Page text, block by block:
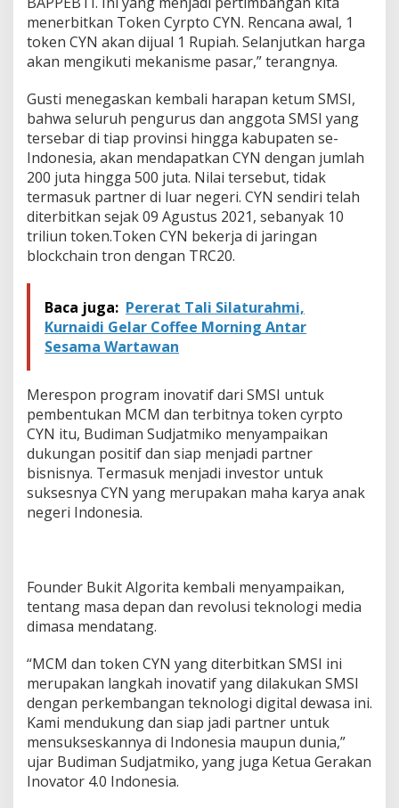
menerbitkan Token Cyrpto CYN. Rencana awal, 1
token CYN akan dijual 1 Rupiah. Selanjutkan harga
akan mengikuti mekanisme pasar,” terangnya.
Gusti menegaskan kembali harapan ketum SMSI,
bahwa seluruh pengurus dan anggota SMSI yang
tersebar di tiap provinsi hingga kabupaten se-
Indonesia, akan mendapatkan CYN dengan jumlah
200 juta hingga 500 juta. Nilai tersebut, tidak
termasuk partner di luar negeri. CYN sendiri telah
diterbitkan sejak 09 Agustus 2021, sebanyak 10
triliun token.Token CYN bekerja di jaringan
blockchain tron dengan TRC20.
Baca juga: Pererat Tali Silaturahmi,
Kurnaidi Gelar Coffee Morning Antar
Sesama Wartawan
Merespon program inovatif dari SMSI untuk
pembentukan MCM dan terbitnya token cyrpto
CYN itu, Budiman Sudjatmiko menyampaikan
dukungan positif dan siap menjadi partner
bisnisnya. Termasuk menjadi investor untuk
suksesnya CYN yang merupakan maha karya anak
negeri Indonesia.
Founder Bukit Algorita kembali menyampaikan,
tentang masa depan dan revolusi teknologi media
dimasa mendatang.
“MCM dan token CYN yang diterbitkan SMSI ini
merupakan langkah inovatif yang dilakukan SMSI
dengan perkembangan teknologi digital dewasa ini.
Kami mendukung dan siap jadi partner untuk
mensukseskannya di Indonesia maupun dunia,”
ujar Budiman Sudjatmiko, yang juga Ketua Gerakan
Inovator 4.0 Indonesia.